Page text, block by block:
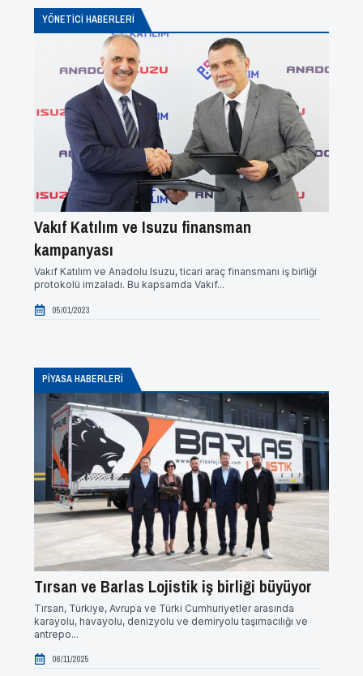
YÖNETICI HABERLERI
Vakıf Katılım ve Isuzu finansman
kampanyası
Vakıf Katılım ve Anadolu Isuzu, ticari araç finansmanı iş birliği
protokolü imzaladı. Bu kapsamda Vakıf...
05/01/2023
PİYASA HABERLERI
Tırsan ve Barlas Lojistik iş birliği büyüyor
Tırsan, Türkiye, Avrupa ve Türki Cumhuriyetler arasında
karayolu, havayolu, denizyolu ve demiryolu taşımacılığı ve
antrepo...
06/11/2025